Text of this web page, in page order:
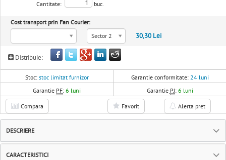
Cantitate: buc.
Cost transport prin Fan Courier:
Sector 2
30,30 Lei
Distribuie:
Stoc: stoc limitat furnizor Garantie conformitate: 24 luni
Garantie PF:6 luni Garantie PJ: 6 luni
Compara Favorit Alerta pret
DESCRIERE
CARACTERISTICI